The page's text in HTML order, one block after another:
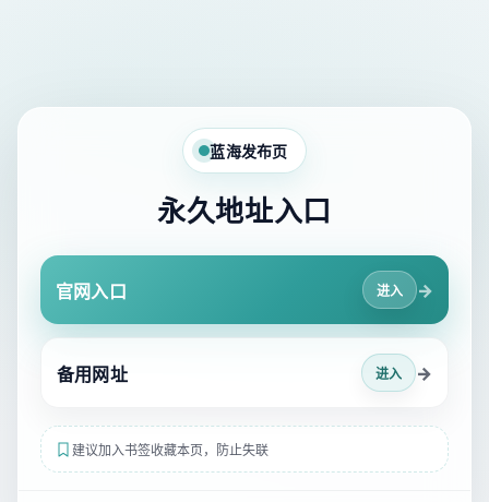
蓝海发布页
永久地址入口
官网入口 进入 →
备用网址 进入 →
建议加入书签收藏本页，防止失联